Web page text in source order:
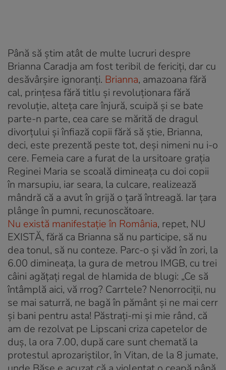
Până să ştim atât de multe lucruri despre
Brianna Caradja am fost teribil de fericiţi, dar cu
desăvârşire ignoranţi. Brianna, amazoana fără
cal, prinţesa fără titlu şi revoluţionara fără
revoluţie, alteţa care înjură, scuipă şi se bate
parte-n parte, cea care se mărită de dragul
divorţului şi înfiază copii fără să ştie, Brianna,
deci, este prezentă peste tot, deşi nimeni nu i-o
cere. Femeia care a furat de la ursitoare graţia
Reginei Maria se scoală dimineaţa cu doi copii
în marsupiu, iar seara, la culcare, realizează
mândră că a avut în grijă o ţară întreagă. Iar ţara
plânge în pumni, recunoscătoare.
Nu există manifestaţie în România, repet, NU
EXISTĂ, fără ca Brianna să nu participe, să nu
dea tonul, să nu conteze. Parc-o şi văd în zori, la
6.00 dimineaţa, la gura de metrou IMGB, cu trei
câini agăţaţi regal de hlamida de blugi: „Ce să
întâmplă aici, vă rrog? Carrtele? Nenorrociţii, nu
se mai saturră, ne bagă în pământ şi ne mai cerr
şi bani pentru asta! Păstraţi-mi şi mie rând, că
am de rezolvat pe Lipscani criza capetelor de
duş, la ora 7.00, după care sunt chemată la
protestul aprozariştilor, în Vitan, de la 8 jumate,